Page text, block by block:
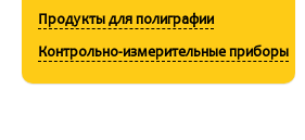
Продукты для полиграфии
Контрольно-измерительные приборы